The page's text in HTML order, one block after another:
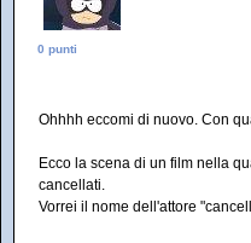
0 punti
Ohhhh eccomi di nuovo. Con
Ecco la scena di un film nella
cancellati.
Vorrei il nome dell'attore